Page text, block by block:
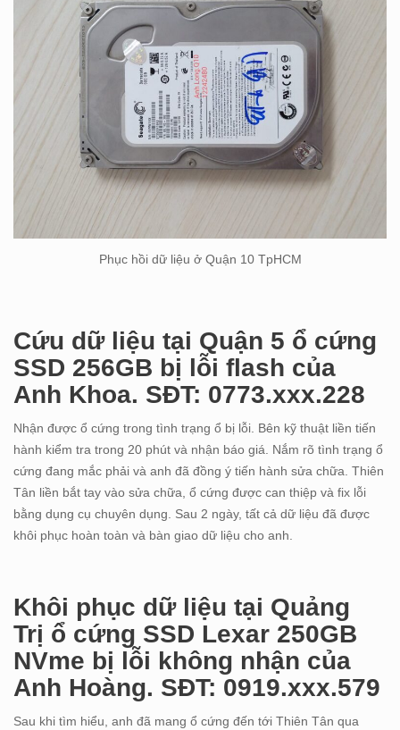
Phục hồi dữ liệu ở Quận 10 TpHCM
Cứu dữ liệu tại Quận 5 ổ cứng
SSD 256GB bị lỗi flash của
Anh Khoa. SĐT: 0773.xxx.228
Nhận được ổ cứng trong tình trạng ổ bị lỗi. Bên kỹ thuật liền tiến
hành kiểm tra trong 20 phút và nhận báo giá. Nắm rõ tình trạng ổ
cứng đang mắc phải và anh đã đồng ý tiến hành sửa chữa. Thiên
Tân liền bắt tay vào sửa chữa, ổ cứng được can thiệp và fix lỗi
bằng dụng cụ chuyên dụng. Sau 2 ngày, tất cả dữ liệu đã được
khôi phục hoàn toàn và bàn giao dữ liệu cho anh.
Khôi phục dữ liệu tại Quảng
Trị ổ cứng SSD Lexar 250GB
NVme bị lỗi không nhận của
Anh Hoàng. SĐT: 0919.xxx.579
Sau khi tìm hiểu, anh đã mang ổ cứng đến tới Thiên Tân qua